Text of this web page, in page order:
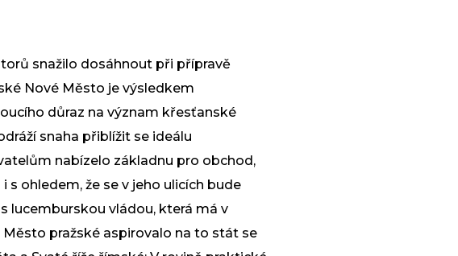
snažilo dosáhnout při přípravě
Nové Město je výsledkem
důraz na význam křesťanské
snaha přiblížit se ideálu
nabízelo základnu pro obchod,
ohledem, že se v jeho ulicích bude
lucemburskou vládou, která má v
pražské aspirovalo na to stát se